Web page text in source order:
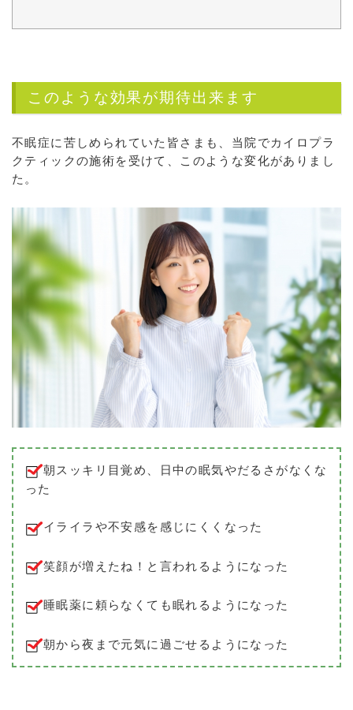
このような効果が期待出来ます
不眠症に苦しめられていた皆さまも、当院でカイロプラ
クティックの施術を受けて、このような変化がありまし
た。
朝スッキリ目覚め、日中の眠気やだるさがなくな
った
イライラや不安感を感じにくくなった
笑顔が増えたね！と言われるようになった
睡眠薬に頼らなくても眠れるようになった
朝から夜まで元気に過ごせるようになった